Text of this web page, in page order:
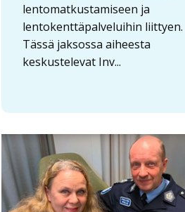
lentomatkustamiseen ja
lentokenttäpalveluihin liittyen.
Tässä jaksossa aiheesta
keskustelevat Inv...